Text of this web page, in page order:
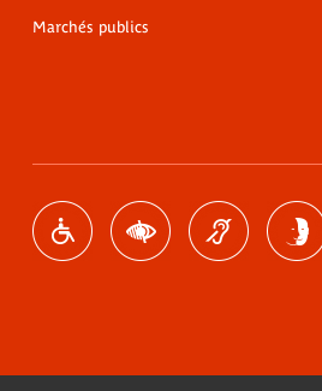
Marchés publics